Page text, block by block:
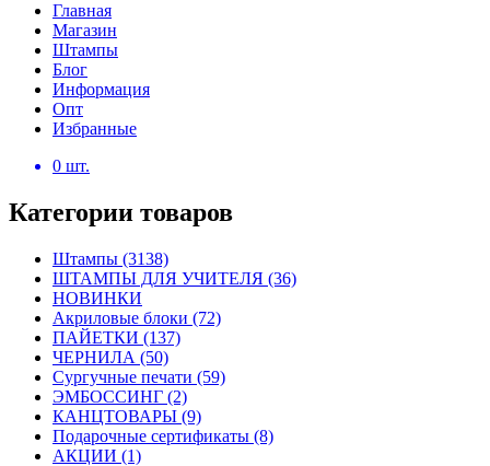
Главная
Магазин
Штампы
Блог
Информация
Опт
Избранные
0 шт.
Категории товаров
Штампы (3138)
ШТАМПЫ ДЛЯ УЧИТЕЛЯ (36)
НОВИНКИ
Акриловые блоки (72)
ПАЙЕТКИ (137)
ЧЕРНИЛА (50)
Сургучные печати (59)
ЭМБОССИНГ (2)
КАНЦТОВАРЫ (9)
Подарочные сертификаты (8)
АКЦИИ (1)